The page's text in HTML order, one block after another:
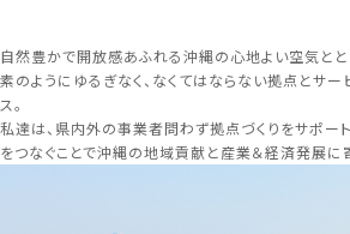
自然豊かで開放感あふれる沖縄の心地よい空気と
素のようにゆるぎなく、なくてはならない拠点とサー
ス。
私達は、県内外の事業者問わず拠点づくりをサポー
をつなぐことで沖縄の地域貢献と産業＆経済発展に